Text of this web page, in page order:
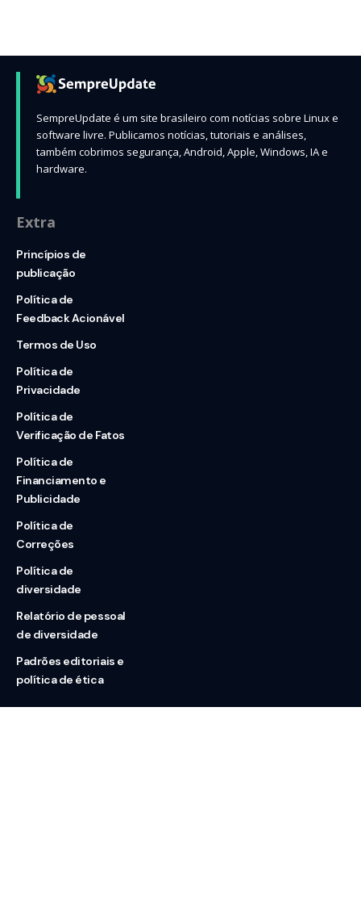
SempreUpdate é um site brasileiro com notícias sobre Linux e
software livre. Publicamos notícias, tutoriais e análises,
também cobrimos segurança, Android, Apple, Windows, IA e
hardware.
Extra
Princípios de
publicação
Política de
Feedback Acionável
Termos de Uso
Política de
Privacidade
Política de
Verificação de Fatos
Política de
Financiamento e
Publicidade
Política de
Correções
Política de
diversidade
Relatório de pessoal
de diversidade
Padrões editoriais e
política de ética